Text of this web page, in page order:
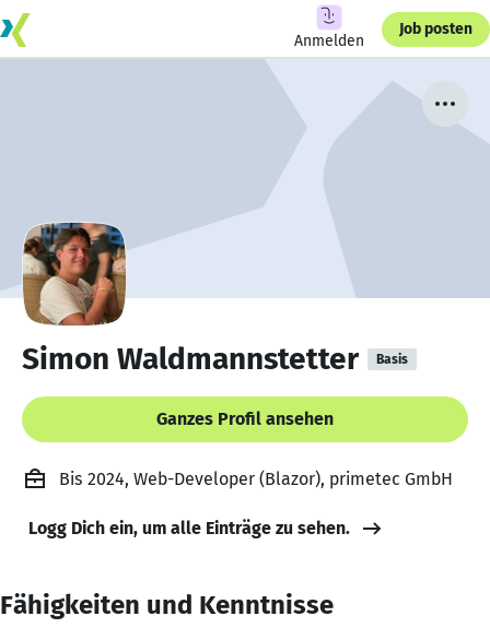
Anmelden
Job posten
Simon Waldmannstetter Basis
Ganzes Profil ansehen
Bis 2024, Web-Developer (Blazor), primetec GmbH
Logg Dich ein, um alle Einträge zu sehen.
Fähigkeiten und Kenntnisse